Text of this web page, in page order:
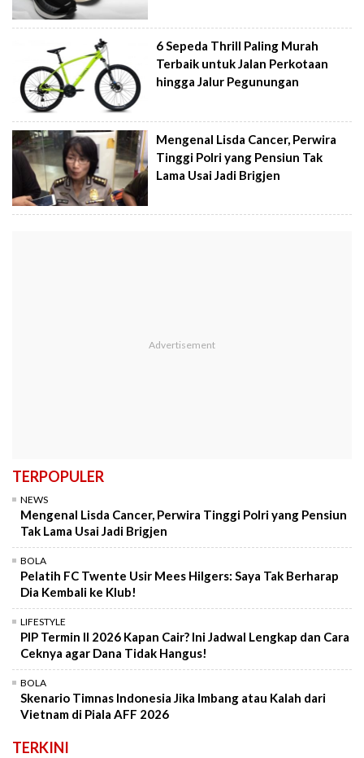
6 Sepeda Thrill Paling Murah
Terbaik untuk Jalan Perkotaan
hingga Jalur Pegunungan
Mengenal Lisda Cancer, Perwira
Tinggi Polri yang Pensiun Tak
Lama Usai Jadi Brigjen
TERPOPULER
NEWS
Mengenal Lisda Cancer, Perwira Tinggi Polri yang Pensiun
Tak Lama Usai Jadi Brigjen
BOLA
Pelatih FC Twente Usir Mees Hilgers: Saya Tak Berharap
Dia Kembali ke Klub!
LIFESTYLE
PIP Termin II 2026 Kapan Cair? Ini Jadwal Lengkap dan Cara
Ceknya agar Dana Tidak Hangus!
BOLA
Skenario Timnas Indonesia Jika Imbang atau Kalah dari
Vietnam di Piala AFF 2026
TERKINI